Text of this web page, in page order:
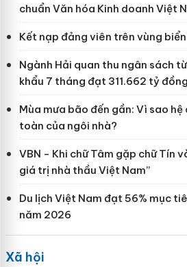
chuẩn Văn hóa Kinh doanh Việt
Kết nạp đảng viên trên vùng
Ngành Hải quan thu ngân sách
khẩu 7 tháng đạt 311.662 tỷ đồng
Mùa mưa bão đến gần: Vì sao
toàn của ngôi nhà?
VBN - Khi chữ Tâm gặp chữ Tín
giá trị nhà thầu Việt Nam”
Du lịch Việt Nam đạt 56% mục
năm 2026
Xã hội